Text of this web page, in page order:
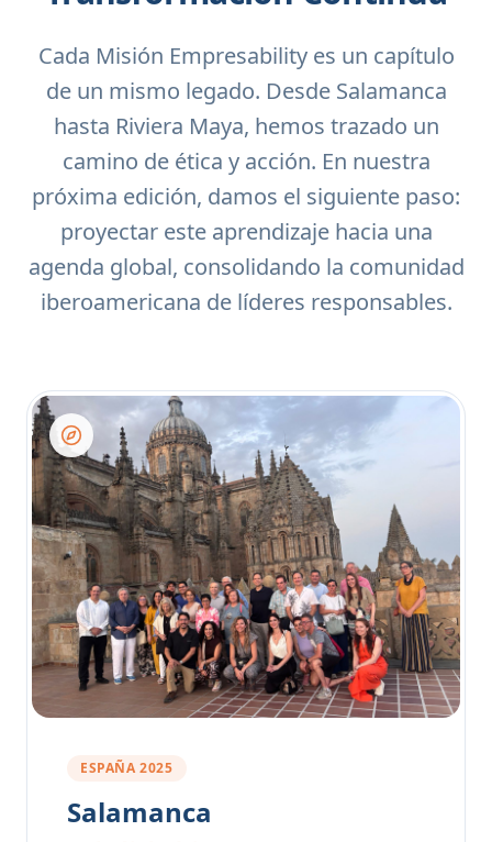
Cada Misión Empresability es un capítulo
de un mismo legado. Desde Salamanca
hasta Riviera Maya, hemos trazado un
camino de ética y acción. En nuestra
próxima edición, damos el siguiente paso:
proyectar este aprendizaje hacia una
agenda global, consolidando la comunidad
iberoamericana de líderes responsables.
ESPAÑA 2025
Salamanca